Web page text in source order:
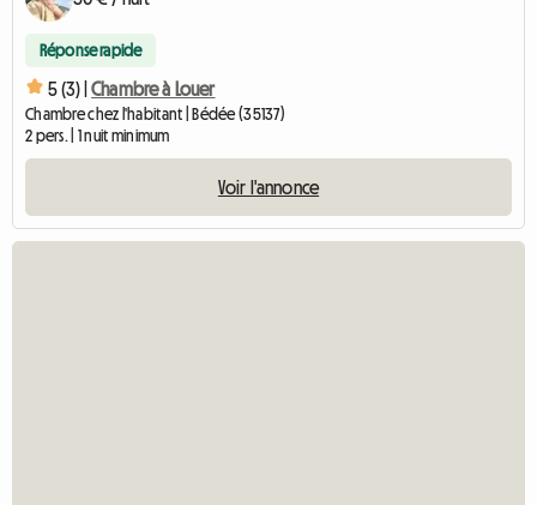
Réponse rapide
5 (3) | Chambre à Louer
Chambre chez l'habitant | Bédée (35137)
2 pers. | 1 nuit minimum
Voir l'annonce